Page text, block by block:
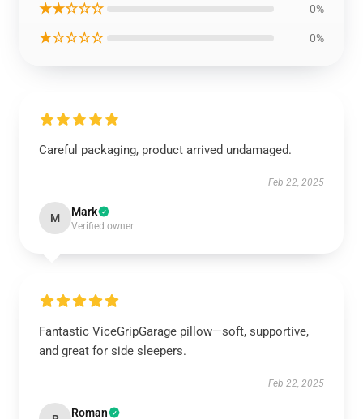
★★☆☆☆ 0%
★☆☆☆☆ 0%
Careful packaging, product arrived undamaged.
Feb 22, 2025
M Mark
Verified owner
Fantastic ViceGripGarage pillow—soft, supportive,
and great for side sleepers.
Feb 22, 2025
Roman